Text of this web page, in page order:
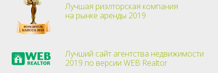
Лучшая риэлторская компания
на рынке аренды 2019
Лучший сайт агентства недвижимости
2019 по версии WEB Realtor